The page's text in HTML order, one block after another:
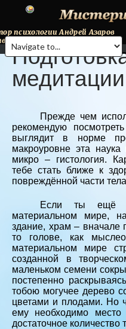
психологии Андрей Азаров
Тел.+38(068)98-095-41
медитации
Прежде чем
рекомендую
выглядит в норме
макроуровне эта
микро – гистология.
тебе стать ближе к
повреждённой части
Если ты ещё
материальном мире,
здание, храм – вначале
то голове, как
материальном мире
созданной в
маленьком семени
постепенно
тобою могучее дерево
цветами и плодами. Но
ему необходимо
достаточное количество